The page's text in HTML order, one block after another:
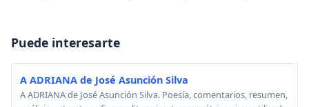
Puede interesarte
A ADRIANA de José Asunción Silva
A ADRIANA de José Asunción Silva. Poesía, comentarios, resumen,